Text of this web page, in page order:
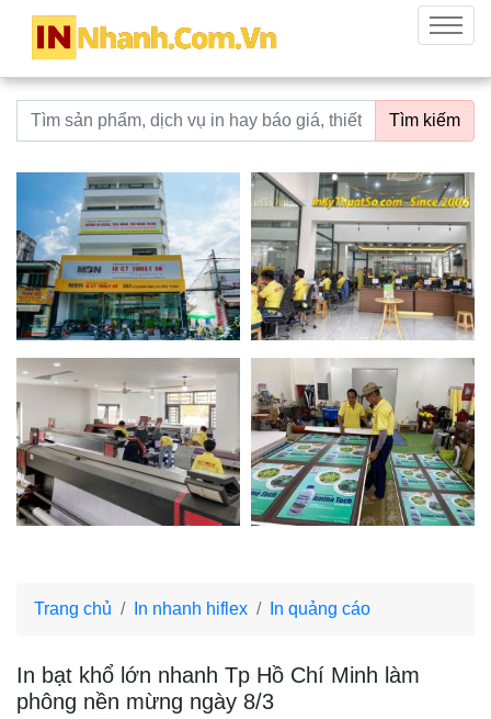
innhanh.com.vn
Menu
Từ khoá tìm kiếm Tìm kiếm
Trang chủ In nhanh hiflex In quảng cáo
In bạt khổ lớn nhanh Tp Hồ Chí Minh làm
phông nền mừng ngày 8/3